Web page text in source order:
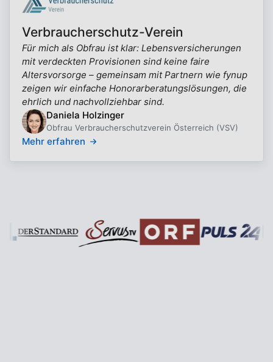
Verbraucherschutz-Verein
Für mich als Obfrau ist klar: Lebensversicherungen
mit verdeckten Provisionen sind keine faire
Altersvorsorge – gemeinsam mit Partnern wie fynup
zeigen wir einfache Honorarberatungslösungen, die
ehrlich und nachvollziehbar sind.
Daniela Holzinger
Obfrau Verbraucherschutzverein Österreich (VSV)
Mehr erfahren